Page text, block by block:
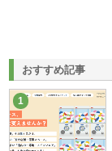
おすすめ記事
1